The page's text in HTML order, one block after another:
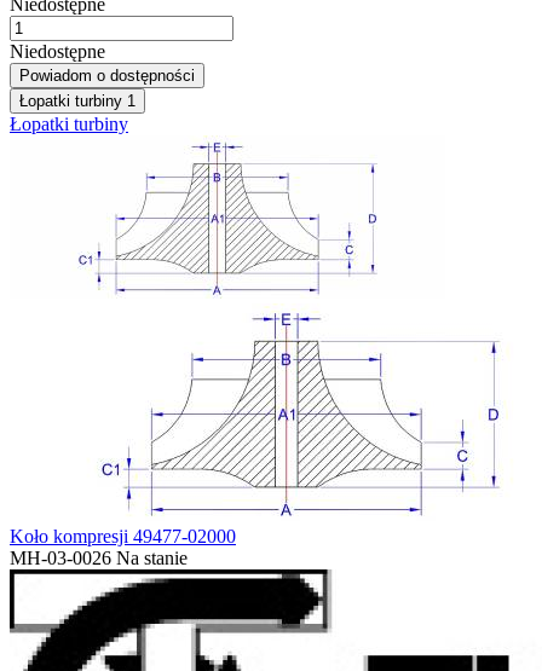
Niedostępne
Niedostępne
Powiadom o dostępności
Łopatki turbiny 1
Łopatki turbiny
Koło kompresji 49477-02000
MH-03-0026 Na stanie